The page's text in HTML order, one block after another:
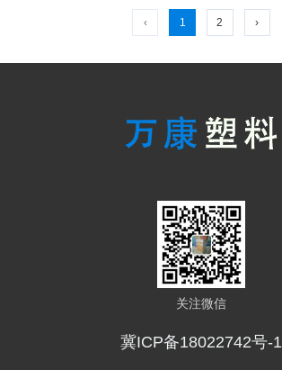
‹ 1 2 ›
关注微信
冀ICP备18022742号-1